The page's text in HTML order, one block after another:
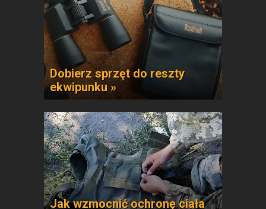
Dobierz sprzęt do reszty
ekwipunku »
Jak wzmocnić ochronę ciała